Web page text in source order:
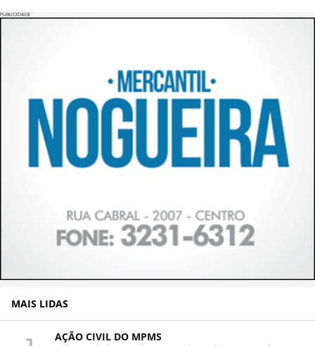
PUBLICIDADE
MAIS LIDAS
AÇÃO CIVIL DO MPMS